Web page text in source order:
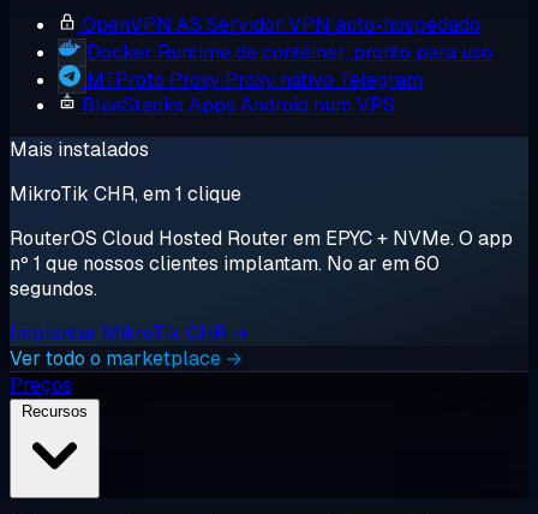
OpenVPN AS Servidor VPN auto-hospedado
Docker Runtime de contêiner, pronto para uso
MTProto Proxy Proxy nativo Telegram
BlueStacks Apps Android num VPS
Mais instalados
MikroTik CHR, em 1 clique
RouterOS Cloud Hosted Router em EPYC + NVMe. O app
nº 1 que nossos clientes implantam. No ar em 60
segundos.
Implantar MikroTik CHR →
Ver todo o marketplace →
Preços